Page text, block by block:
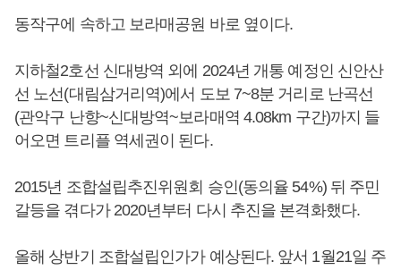
동작구에 속하고 보라매공원 바로 옆이다.
지하철2호선 신대방역 외에 2024년 개통 예정인 신안산
선 노선(대림삼거리역)에서 도보 7~8분 거리로 난곡선
(관악구 난향~신대방역~보라매역 4.08km 구간)까지 들
어오면 트리플 역세권이 된다.
2015년 조합설립추진위원회 승인(동의율 54%) 뒤 주민
갈등을 겪다가 2020년부터 다시 추진을 본격화했다.
올해 상반기 조합설립인가가 예상된다. 앞서 1월21일 주